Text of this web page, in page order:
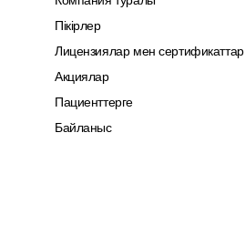
Пікірлер
Лицензиялар мен сертификаттар
Акциялар
Пациенттерге
Байланыс